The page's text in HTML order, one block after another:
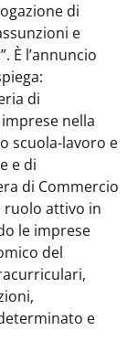
di
e
È l’annuncio
di
nella
scuola-lavoro e
e di
di Commercio
ruolo attivo in
le imprese
del
e